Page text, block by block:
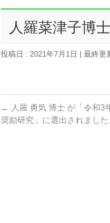
人羅菜津子博
投稿日 : 2021年7月1日 最終更
← 人羅 勇気 博士 が「令和3
奨励研究」に選出されました